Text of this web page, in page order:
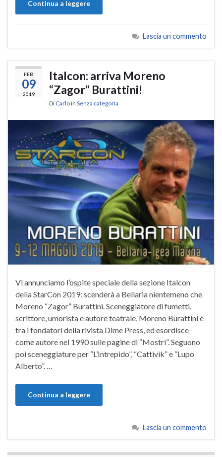
Continua a leggere
Lascia un commento
FEB
09
2019
Italcon: arriva Moreno
“Zagor” Burattini!
Di Carloin Senza categoria
Vi annunciamo l’ospite speciale della sezione Italcon
della StarCon 2019: scenderà a Bellaria nientemeno che
Moreno “Zagor” Burattini. Sceneggiatore di fumetti,
scrittore, umorista e autore teatrale, Moreno Burattini è
tra i fondatori della rivista Dime Press, ed esordisce
come autore nel 1990 sulle pagine di “Mostri”. Seguono
poi sceneggiature per “L’Intrepido”, “Cattivik” e “Lupo
Alberto”. …
Continua a leggere
Lascia un commento